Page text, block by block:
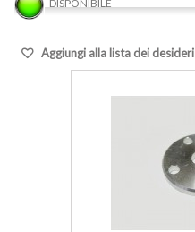
DISPONIBILE
Aggiungi alla lista dei desideri